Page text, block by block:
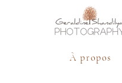
À propos